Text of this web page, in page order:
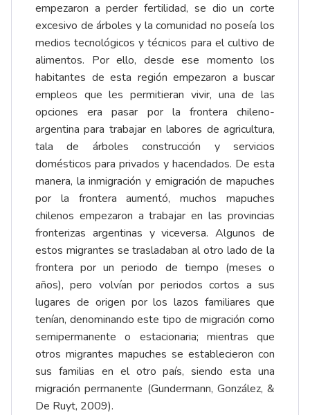
empezaron a perder fertilidad, se dio un corte
excesivo de árboles y la comunidad no poseía los
medios tecnológicos y técnicos para el cultivo de
alimentos. Por ello, desde ese momento los
habitantes de esta región empezaron a buscar
empleos que les permitieran vivir, una de las
opciones era pasar por la frontera chileno-
argentina para trabajar en labores de agricultura,
tala de árboles construcción y servicios
domésticos para privados y hacendados. De esta
manera, la inmigración y emigración de mapuches
por la frontera aumentó, muchos mapuches
chilenos empezaron a trabajar en las provincias
fronterizas argentinas y viceversa. Algunos de
estos migrantes se trasladaban al otro lado de la
frontera por un periodo de tiempo (meses o
años), pero volvían por periodos cortos a sus
lugares de origen por los lazos familiares que
tenían, denominando este tipo de migración como
semipermanente o estacionaria; mientras que
otros migrantes mapuches se establecieron con
sus familias en el otro país, siendo esta una
migración permanente (Gundermann, González, &
De Ruyt, 2009).